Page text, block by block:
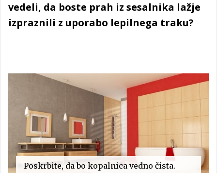
vedeli, da boste prah iz sesalnika lažje
izpraznili z uporabo lepilnega traku?
Poskrbite, da bo kopalnica vedno čista.